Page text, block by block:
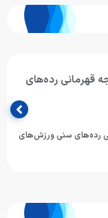
قهرمانی رده‌های
رده‌های سنی ورزش‌های